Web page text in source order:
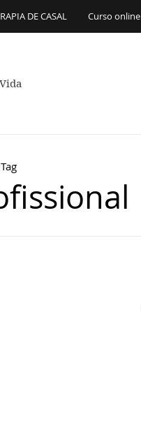
DE CASAL Curso